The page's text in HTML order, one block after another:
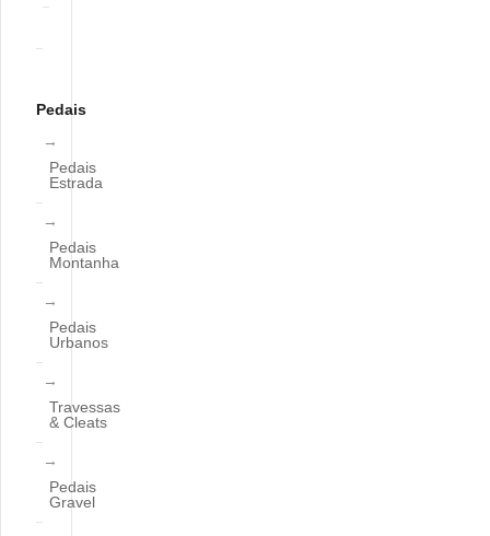
Pedais
Pedais
Estrada
Pedais
Montanha
Pedais
Urbanos
Travessas
& Cleats
Pedais
Gravel